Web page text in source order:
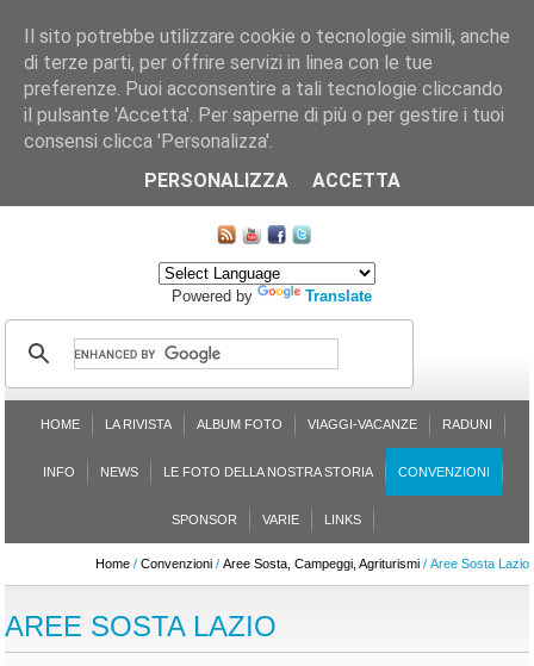
CHI SIAMO LE SEZIONI ASSICURGRANDA
ISCRIZIONE L'AVVOCATO RISPONDE SONDAGGI
Powered by Translate
HOME LA RIVISTA ALBUM FOTO VIAGGI-VACANZE RADUNI
INFO NEWS LE FOTO DELLA NOSTRA STORIA CONVENZIONI
SPONSOR VARIE LINKS
Home/ Convenzioni/ Aree Sosta, Campeggi, Agriturismi/ Aree Sosta Lazio
AREE SOSTA LAZIO
Il sito potrebbe utilizzare cookie o tecnologie simili, anche
di terze parti, per offrire servizi in linea con le tue
preferenze. Puoi acconsentire a tali tecnologie cliccando
il pulsante 'Accetta'. Per saperne di più o per gestire i tuoi
consensi clicca 'Personalizza'.
PERSONALIZZA
ACCETTA